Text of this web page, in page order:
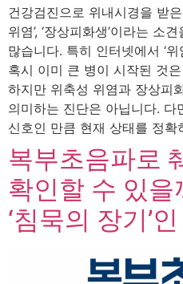
건강검진으로 위내시경을 받
위염’, ‘장상피화생’​이라는 소
많습니다. 특히 인터넷에서 ‘
혹시 이미 큰 병이 시작된 것
하지만 위축성 위염과 장상피
의미하는 진단은 아닙니다.
신호인 만큼 현재 상태를 정
복부초음파로
확인할 수 있을
‘침묵의 장기’